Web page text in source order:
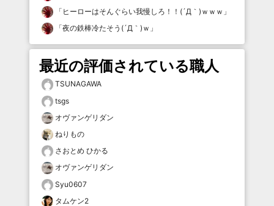
「 ヒーローはそんぐらい我慢しろ！！(´Д｀)ｗｗｗ 」
「夜の鉄棒冷たそう(´Д｀)ｗ 」
最近の評価されている職人
TSUNAGAWA
tsgs
オヴァンゲリダン
ねりもの
さおとめ ひかる
オヴァンゲリダン
Syu0607
タムケン2